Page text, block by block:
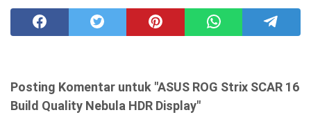
Posting Komentar untuk "ASUS ROG Strix SCAR 16
Build Quality Nebula HDR Display"